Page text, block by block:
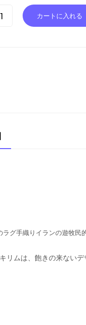
グ手織りイランの遊牧民
リムは、飽きの来ない